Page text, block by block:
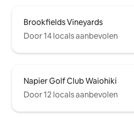
Brookfields Vineyards
Door 14 locals aanbevolen
Napier Golf Club Waiohiki
Door 12 locals aanbevolen